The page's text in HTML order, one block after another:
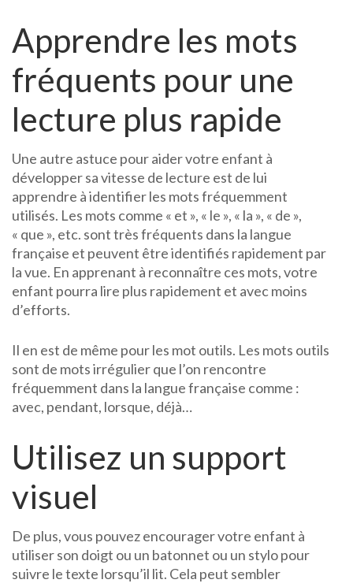
Apprendre les mots
fréquents pour une
lecture plus rapide
Une autre astuce pour aider votre enfant à
développer sa vitesse de lecture est de lui
apprendre à identifier les mots fréquemment
utilisés. Les mots comme « et », « le », « la », « de »,
« que », etc. sont très fréquents dans la langue
française et peuvent être identifiés rapidement par
la vue. En apprenant à reconnaître ces mots, votre
enfant pourra lire plus rapidement et avec moins
d’efforts.
Il en est de même pour les mot outils. Les mots outils
sont de mots irrégulier que l’on rencontre
fréquemment dans la langue française comme :
avec, pendant, lorsque, déjà…
Utilisez un support
visuel
De plus, vous pouvez encourager votre enfant à
utiliser son doigt ou un batonnet ou un stylo pour
suivre le texte lorsqu’il lit. Cela peut sembler